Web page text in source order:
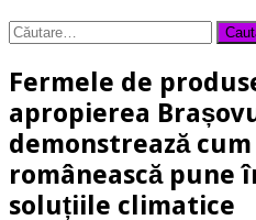
Caută
Fermele de
apropierea
demonstrează
românească pune
soluțiile climatice